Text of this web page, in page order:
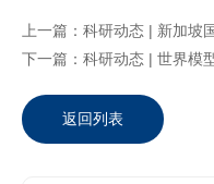
返回列表